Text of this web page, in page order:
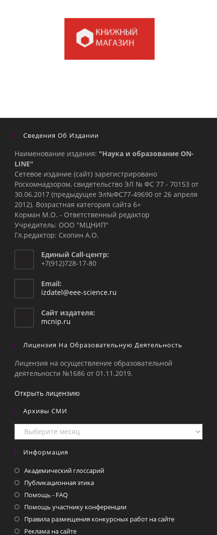
Сведения Об Издании
Наименование издания: "Наука и образование ON-
LINE"
Сетевое издание (сайт) зарегистрировано
Роскомнадзором, свидетельство ЭЛ № ФС 77 - 70153 от
30.06.2017 (предыдущее Эл№ФC77-49690 от 26 апреля
2012). Возрастная категория сайта 6+
Корман М.О. - Ответственный редактор
Учредитель: ООО "МЦНИП"
Гл.редактор: Скопин А.О.
Единый Call-центр:
+7(912)728-17-80
Email:
izdatel@eee-science.ru
Сайт издателя:
mcnip.ru
Лицензия На Образовательную Деятельность
Лицензия на осуществление образовательной
деятельности №1686 от 01.11.2019.
Открыть лицензию
Архивы СМИ
Информация
Академический глоссарий
Публикационная этика
Помощь - FAQ
Помощь участнику конференции
Правила размещения конкурсных работ на сайте
Реклама на сайте